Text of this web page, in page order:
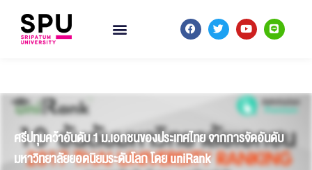
ศรีปทุมคว้าอันดับ 1 ม.เอกชนของประเทศไทย จากการจัดอันดับ
มหาวิทยาลัยยอดนิยมระดับโลก โดย uniRank